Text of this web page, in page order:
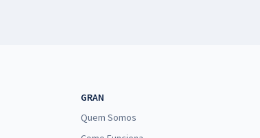
GRAN
Quem Somos